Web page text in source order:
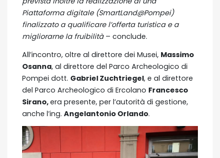
Piattaforma digitale (SmartLand@Pompei)
finalizzato a qualificare l’offerta turistica e a
migliorarne la fruibilità – conclude.
All’incontro, oltre al direttore dei Musei, Massimo
Osanna, al direttore del Parco Archeologico di
Pompei dott. Gabriel Zuchtriegel, e al direttore
del Parco Archeologico di Ercolano Francesco
Sirano,era presente, per l’autorità di gestione,
anche l’ing. Angelantonio Orlando.